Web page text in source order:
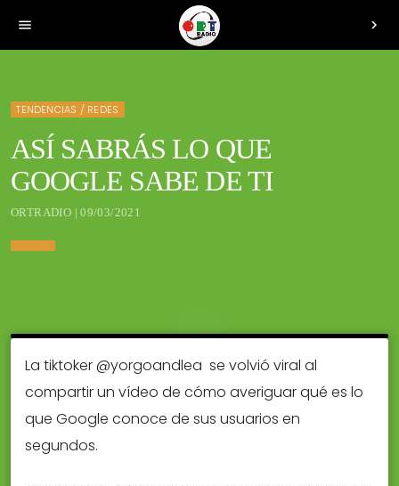
menu chevron_right
TENDENCIAS / REDES
ASÍ SABRÁS LO QUE
GOOGLE SABE DE TI
ORTRADIO | 09/03/2021
La tiktoker @yorgoandlea se volvió viral al
compartir un vídeo de cómo averiguar qué es lo
que Google conoce de sus usuarios en
segundos.